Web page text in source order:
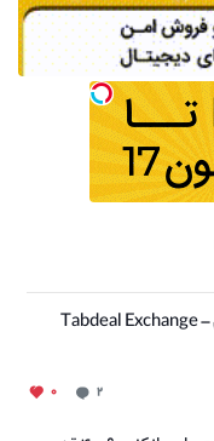
نقد و بررسی صرافی تبدیل – Tabdeal Exchange
۲ ۰